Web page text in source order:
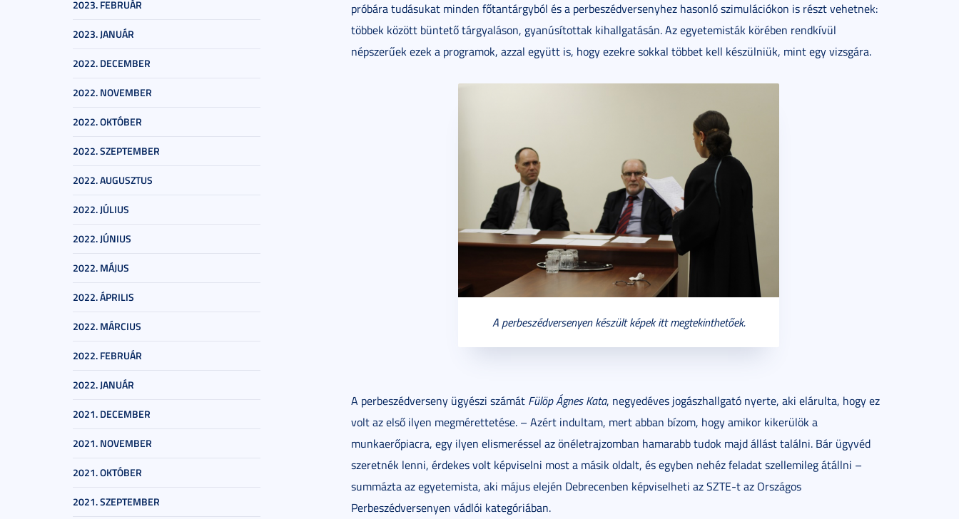
2023. FEBRUÁR
2023. JANUÁR
2022. DECEMBER
2022. NOVEMBER
2022. OKTÓBER
2022. SZEPTEMBER
2022. AUGUSZTUS
2022. JÚLIUS
2022. JÚNIUS
2022. MÁJUS
2022. ÁPRILIS
2022. MÁRCIUS
2022. FEBRUÁR
2022. JANUÁR
2021. DECEMBER
2021. NOVEMBER
2021. OKTÓBER
2021. SZEPTEMBER
próbára tudásukat minden főtantárgyból és a perbeszédversenyhez hasonló szimulációkon is részt vehetnek:
többek között büntető tárgyaláson, gyanúsítottak kihallgatásán. Az egyetemisták körében rendkívül
népszerűek ezek a programok, azzal együtt is, hogy ezekre sokkal többet kell készülniük, mint egy vizsgára.
A perbeszédversenyen készült képek itt megtekinthetőek.
A perbeszédverseny ügyészi számát Fülöp Ágnes Kata, negyedéves jogászhallgató nyerte, aki elárulta, hogy ez
volt az első ilyen megmérettetése. – Azért indultam, mert abban bízom, hogy amikor kikerülök a
munkaerőpiacra, egy ilyen elismeréssel az önéletrajzomban hamarabb tudok majd állást találni. Bár ügyvéd
szeretnék lenni, érdekes volt képviselni most a másik oldalt, és egyben nehéz feladat szellemileg átállni –
summázta az egyetemista, aki május elején Debrecenben képviselheti az SZTE-t az Országos
Perbeszédversenyen vádlói kategóriában.